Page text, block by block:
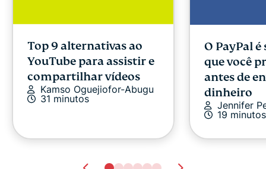
Top 9 alternativas ao
YouTube para assistir e
compartilhar vídeos
Kamso Oguejiofor-Abugu
31 minutos
O PayPal é
que você
antes de
dinheiro
Jennifer
19 minutos